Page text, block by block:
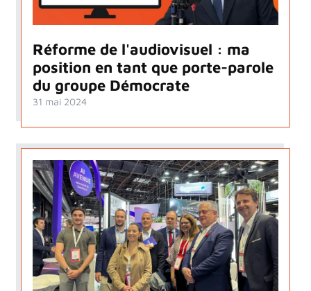
Réforme de l'audiovisuel : ma
position en tant que porte-parole
du groupe Démocrate
31 mai 2024